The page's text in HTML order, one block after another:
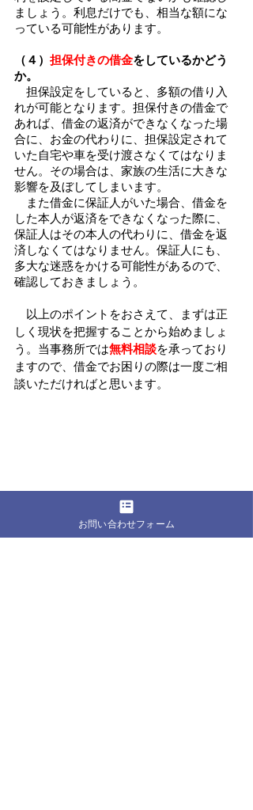
ましょう。利息だけでも、相当な額にな
っている可能性があります。
（４） 担保付きの借金をしているかどう
か。
担保設定をしていると、多額の借り入
れが可能となります。担保付きの借金で
あれば、借金の返済ができなくなった場
合に、お金の代わりに、担保設定されて
いた自宅や車を受け渡さなくてはなりま
せん。その場合は、家族の生活に大きな
影響を及ぼしてしまいます。
また借金に保証人がいた場合、借金を
した本人が返済をできなくなった際に、
保証人はその本人の代わりに、借金を返
済しなくてはなりません。保証人にも、
多大な迷惑をかける可能性があるので、
確認しておきましょう。
以上のポイントをおさえて、まずは正
しく現状を把握することから始めましょ
う。当事務所では無料相談を承っており
ますので、借金でお困りの際は一度ご相
談いただければと思います。
お問い合わせフォーム